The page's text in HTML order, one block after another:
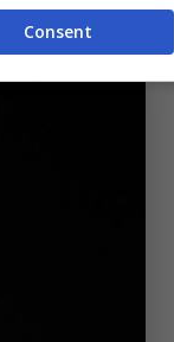
Consent